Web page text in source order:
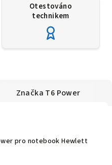
Otestováno
technikem
Značka T6 Power
pro notebook Hewlett